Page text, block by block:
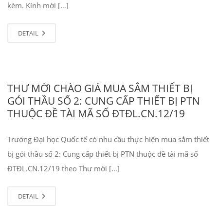
kèm. Kính mời […]
DETAIL
THƯ MỜI CHÀO GIÁ MUA SẮM THIẾT BỊ
GÓI THẦU SỐ 2: CUNG CẤP THIẾT BỊ PTN
THUỘC ĐỀ TÀI MÃ SỐ ĐTĐL.CN.12/19
Trường Đại học Quốc tế có nhu cầu thực hiện mua sắm thiết
bị gói thầu số 2: Cung cấp thiết bị PTN thuộc đề tài mã số
ĐTĐL.CN.12/19 theo Thư mời […]
DETAIL